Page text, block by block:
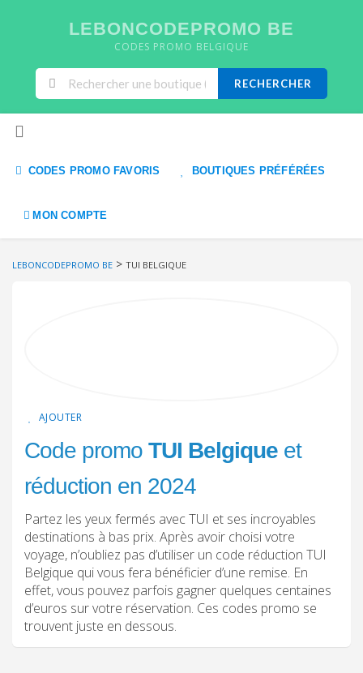
LEBONCODEPROMO BE
CODES PROMO BELGIQUE
RECHERCHER
CODES PROMO FAVORIS BOUTIQUES PRÉFÉRÉES
MON COMPTE
LEBONCODEPROMO BE > TUI BELGIQUE
AJOUTER
Code promo TUI Belgique et
réduction en 2024
Partez les yeux fermés avec TUI et ses incroyables
destinations à bas prix. Après avoir choisi votre
voyage, n’oubliez pas d’utiliser un code réduction TUI
Belgique qui vous fera bénéficier d’une remise. En
effet, vous pouvez parfois gagner quelques centaines
d’euros sur votre réservation. Ces codes promo se
trouvent juste en dessous.